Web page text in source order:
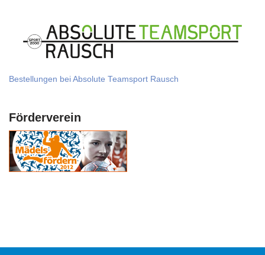
Bestellungen bei Absolute Teamsport Rausch
Förderverein